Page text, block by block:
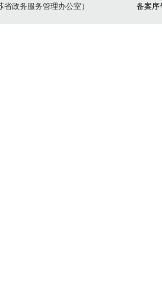
政务服务管理办公室） 备案序